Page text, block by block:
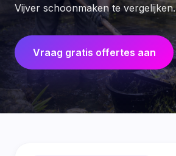
Vijver schoonmaken te vergelijken.
Vraag gratis offertes aan